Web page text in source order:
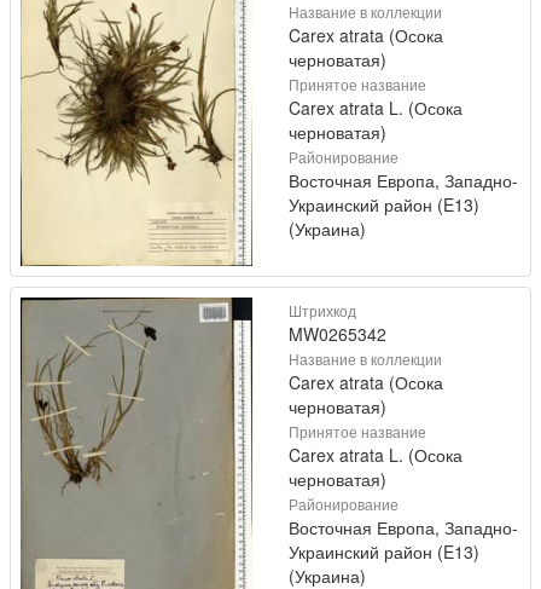
Название в коллекции
Carex atrata (Осока
черноватая)
Принятое название
Carex atrata L. (Осока
черноватая)
Районирование
Восточная Европа, Западно-
Украинский район (E13)
(Украина)
Штрихкод
MW0265342
Название в коллекции
Carex atrata (Осока
черноватая)
Принятое название
Carex atrata L. (Осока
черноватая)
Районирование
Восточная Европа, Западно-
Украинский район (E13)
(Украина)